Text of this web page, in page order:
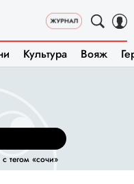
Культура Вояж
тегом «сочи»